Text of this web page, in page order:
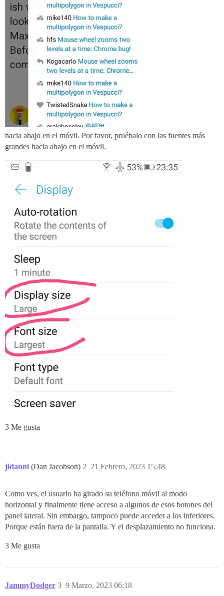
hacia abajo en el móvil. Por favor, pruébalo con las fuentes más
grandes hacia abajo en el móvil.
3 Me gusta
jidanni (Dan Jacobson) 21 Febrero, 2023 15:48
2
Como ves, el usuario ha girado su teléfono móvil al modo
horizontal y finalmente tiene acceso a algunos de esos botones del
panel lateral. Sin embargo, tampoco puede acceder a los inferiores.
Porque están fuera de la pantalla. Y el desplazamiento no funciona.
3 Me gusta
JammyDodger 9 Marzo, 2023 06:18
3